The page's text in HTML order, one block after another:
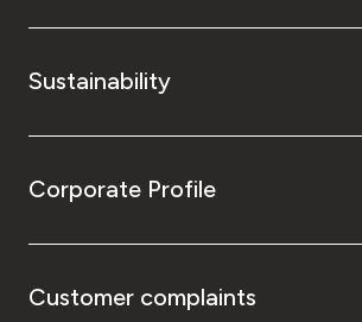
Sustainability
Corporate Profile
Customer complaints